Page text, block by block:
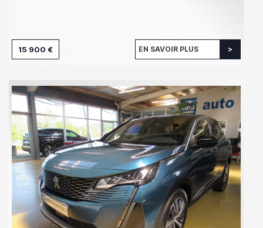
15 900 € EN SAVOIR PLUS